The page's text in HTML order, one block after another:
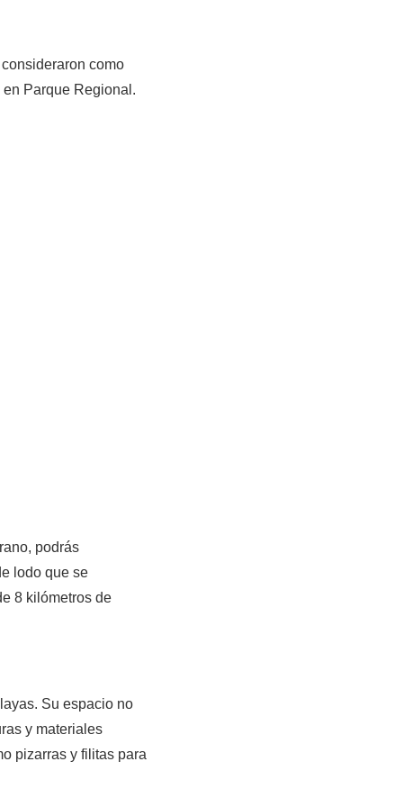
como
Parque Regional.
podrás
lodo que se
8 kilómetros de
Su espacio no
y materiales
pizarras y filitas para